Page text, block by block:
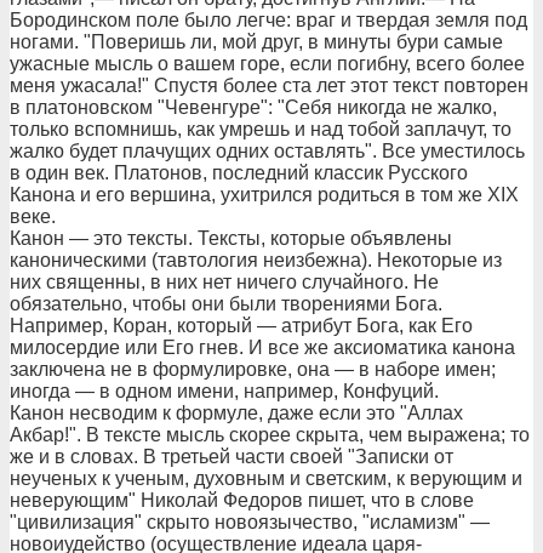
Бородинском поле было легче: враг и твердая земля под
ногами. "Поверишь ли, мой друг, в минуты бури самые
ужасные мысль о вашем горе, если погибну, всего более
меня ужасала!" Спустя более ста лет этот текст повторен
в платоновском "Чевенгуре": "Себя никогда не жалко,
только вспомнишь, как умрешь и над тобой заплачут, то
жалко будет плачущих одних оставлять". Все уместилось
в один век. Платонов, последний классик Русского
Канона и его вершина, ухитрился родиться в том же ХIХ
веке.
Канон — это тексты. Тексты, которые объявлены
каноническими (тавтология неизбежна). Некоторые из
них священны, в них нет ничего случайного. Не
обязательно, чтобы они были творениями Бога.
Например, Коран, который — атрибут Бога, как Его
милосердие или Его гнев. И все же аксиоматика канона
заключена не в формулировке, она — в наборе имен;
иногда — в одном имени, например, Конфуций.
Канон несводим к формуле, даже если это "Аллах
Акбар!". В тексте мысль скорее скрыта, чем выражена; то
же и в словах. В третьей части своей "Записки от
неученых к ученым, духовным и светским, к верующим и
неверующим" Николай Федоров пишет, что в слове
"цивилизация" скрыто новоязычество, "исламизм" —
новоиудейство (осуществление идеала царя-